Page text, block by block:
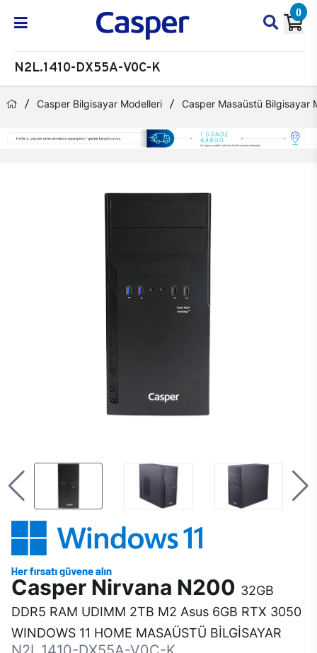
0
N2L.1410-DX55A-V0C-K
Casper Bilgisayar Modelleri Casper Masaüstü Bilgisayar
Casper Nirvana N200 32GB
DDR5 RAM UDIMM 2TB M2 Asus 6GB RTX 3050
WINDOWS 11 HOME MASAÜSTÜ BİLGİSAYAR